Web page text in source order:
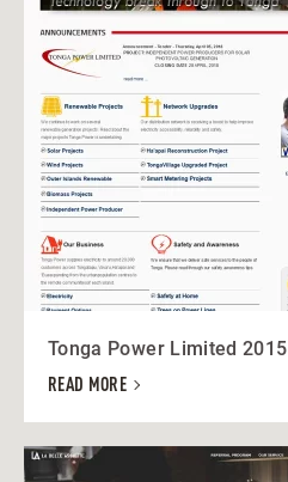
Tonga Power Limited 2015
READ MORE